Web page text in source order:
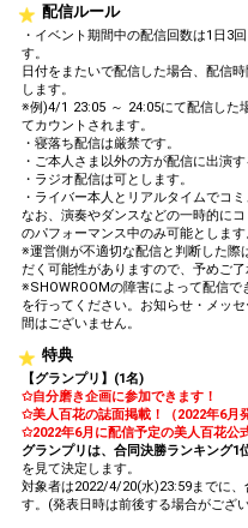
配信ルール
・イベント期間中の配信回数は1日3
す。
日付をまたいで配信した場合、配信
します。
※例)4/1 23:05 ～ 24:05にて配信した
てカウントされます。
・寝落ち配信は厳禁です。
・ご本人さま以外の方が配信に出演
・ラジオ配信は可とします。
・ライバー本人とリアルタイムでコ
なお、演奏やダンスなどの一時的に
のパフォーマンス中のみ可能とします
※運営側が不適切な配信と判断した際
だく可能性がありますので、予めご了
※SHOWROOMの障害によって配信
を行ってください。お知らせ・メッ
間はございません。
特典
【グランプリ】(1名)
✩自分磨き企画に参加できます！
✩美人百花の誌面掲載！（2022年6
✩2022年6月に配信予定の美人百花公
グランプリは、合同決勝ランキング1
を見て決定します。
対象者は2022/4/20(水)23:59までに
す。(発表日時は前後する場合がござ